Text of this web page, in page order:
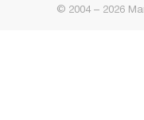
© 2004 – 2026